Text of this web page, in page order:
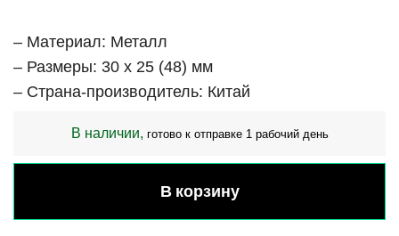
– Материал: Металл
– Размеры: 30 x 25 (48) мм
– Страна-производитель: Китай
В наличии, готово к отправке 1 рабочий день
В корзину